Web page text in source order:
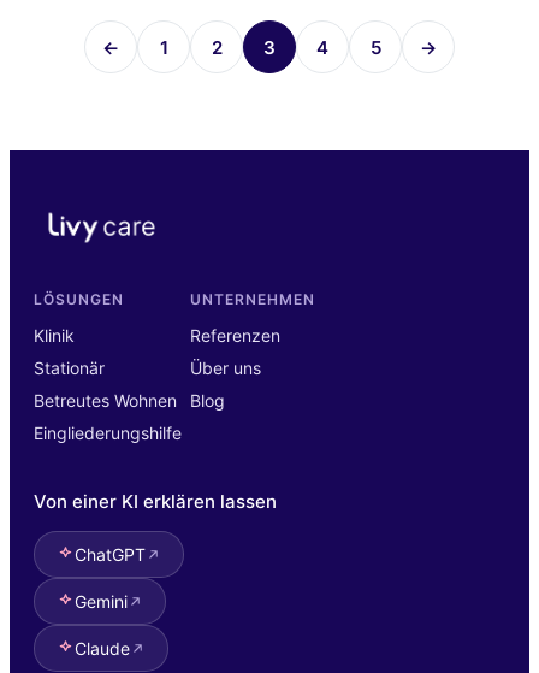
← 1 2 3 4 5 →
LÖSUNGEN
Klinik
Stationär
Betreutes Wohnen
Eingliederungshilfe
UNTERNEHMEN
Referenzen
Über uns
Blog
Von einer KI erklären lassen
ChatGPT
Gemini
Claude